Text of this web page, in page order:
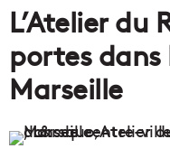
L’Atelier du
portes
Marseille